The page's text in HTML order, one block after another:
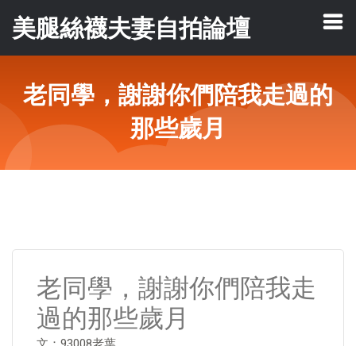
美腿絲襪夫妻自拍論壇
老同學，謝謝你們陪我走過的
那些歲月
老同學，謝謝你們陪我走
過的那些歲月